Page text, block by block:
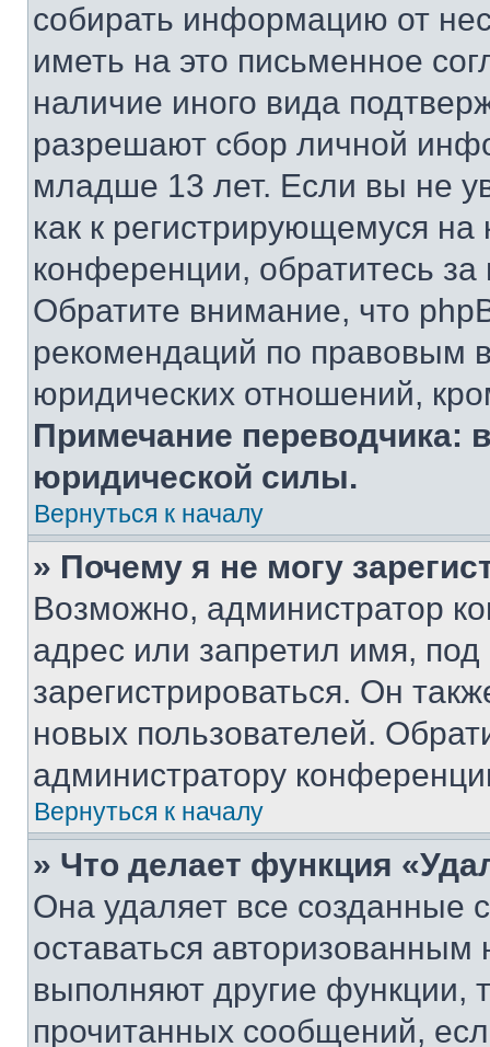
собирать информацию от
иметь на это письменное
наличие иного вида
разрешают сбор личной
младше 13 лет. Если вы не
как к регистрирующемуся
конференции, обратитесь
Обратите внимание, что
рекомендаций по правовым
юридических отношений,
Примечание переводчика:
юридической силы.
Вернуться к началу
» Почему я не могу
Возможно, администратор
адрес или запретил имя,
зарегистрироваться. Он
новых пользователей.
администратору
Вернуться к началу
» Что делает функция
Она удаляет все созданные
оставаться
выполняют другие функции,
прочитанных сообщений,